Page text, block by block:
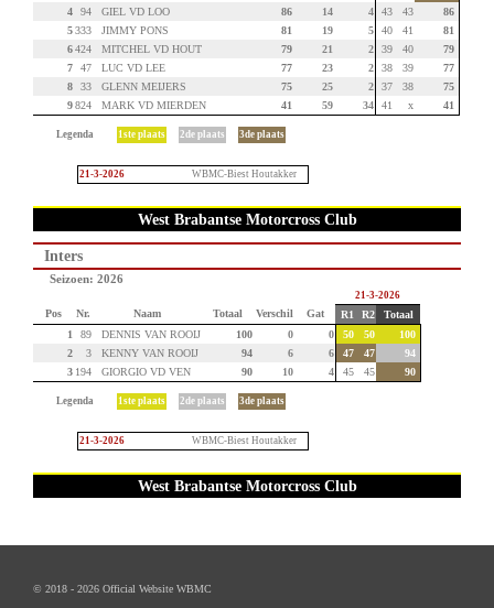
4
94 GIEL VD LOO 86 14 4 43 43
86
5333 JIMMY PONS 81 19 5 40 41
81
6424 MITCHEL VD HOUT 79 21 2 39 40
79
7
47 LUC VD LEE 77 23 2 38 39
77
8
33 GLENN MEIJERS 75 25 2 37 38
75
9824 MARK VD MIERDEN 41 59 34 41 x 41
Legenda 1ste plaats 2de plaats 3de plaats
21-3-2026 WBMC-Biest Houtakker
West Brabantse Motorcross Club
Inters
Seizoen: 2026
21-3-2026
Pos Nr. Naam Totaal Verschil Gat R1 R2
Totaal
1
89 DENNIS VAN ROOIJ 100 0 0 50 50
100
2
3 KENNY VAN ROOIJ 94 6 6 47 47
94
3 194 GIORGIO VD VEN 90 10 4 45 45 90
Legenda 1ste plaats 2de plaats 3de plaats
21-3-2026 WBMC-Biest Houtakker
West Brabantse Motorcross Club
© 2018 - 2026 Official Website WBMC